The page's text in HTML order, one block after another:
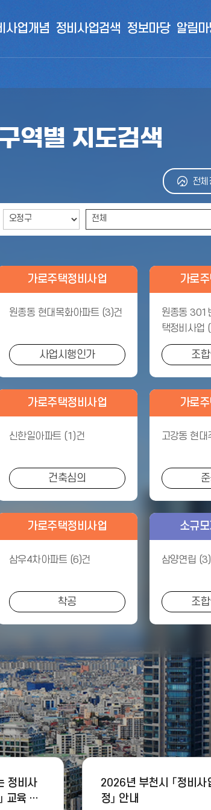
사업개념 정비사업검색 정보마당 알림
역별 지도검색
전체
가로주택정비사업
원종동 현대목화아파트 (3)건
사업시행인가
가로
원종동 301
택정비사업
조
가로주택정비사업
신한일아파트 (1)건
건축심의
가로
고강동 현
가로주택정비사업
삼우4차아파트 (6)건
착공
소규
삼양연립
조
정비사
교육 대
2026년 부천시 「정비사
정」 안내